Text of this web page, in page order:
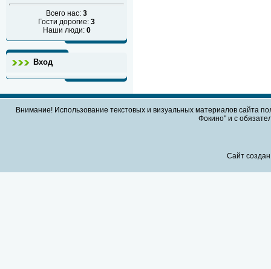
Всего нас: 3
Гости дорогие: 3
Наши люди: 0
Вход
Внимание! Использование текстовых и визуальных материалов сайта
Фокино" и с
Сайт